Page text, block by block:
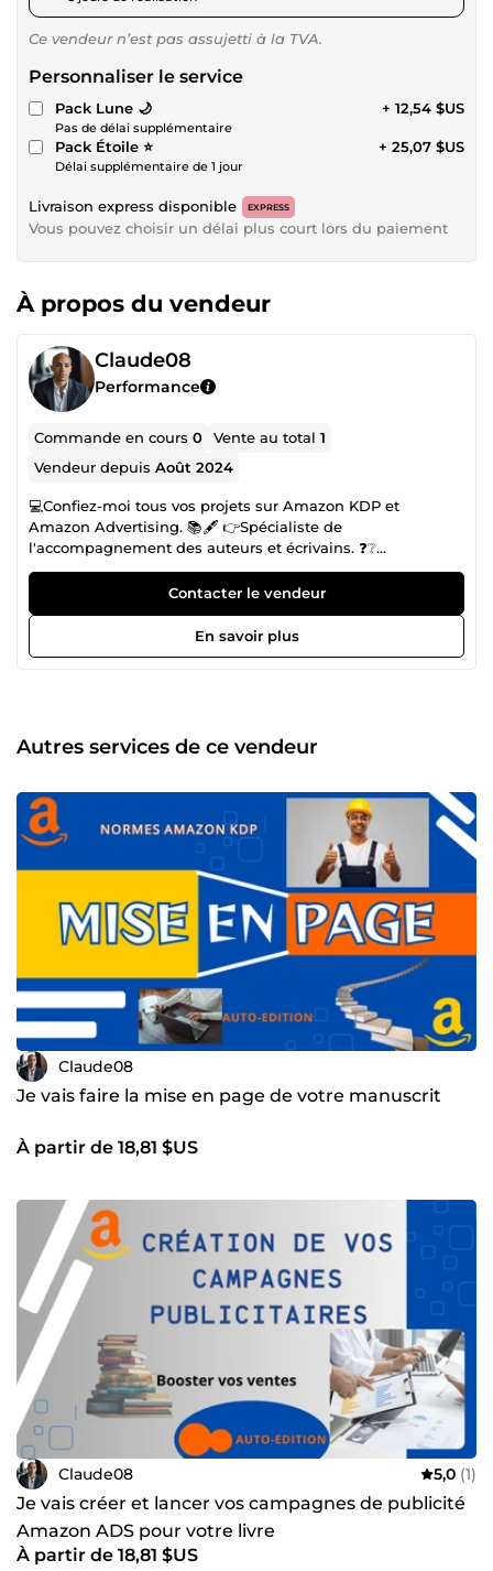
Ce vendeur n’est pas assujetti à la TVA.
Personnaliser le service
Pack Lune 🌙
Pas de délai supplémentaire
+ 12,54 $US
Pack Étoile ⭐️
Délai supplémentaire de 1 jour
+ 25,07 $US
Livraison express disponible EXPRESS
Vous pouvez choisir un délai plus court lors du paiement
À propos du vendeur
Claude08
Performance
Commande en cours0 Vente au total1
Vendeur depuisAoût 2024
💻Confiez-moi tous vos projets sur Amazon KDP et
Amazon Advertising. 📚️🖋️ 👉️Spécialiste de
l'accompagnement des auteurs et écrivains. ❓️❔️
&quot;Réaliser le rêve de mes clients est ma mission&quot;
Contacter le vendeur
En savoir plus
Autres services de ce vendeur
Claude08
Je vais faire la mise en page de votre manuscrit
À partir de 18,81 $US
Claude08 5,0 (1)
Je vais créer et lancer vos campagnes de publicité
Amazon ADS pour votre livre
À partir de 18,81 $US